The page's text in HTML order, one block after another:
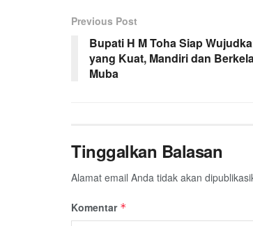
Previous Post
Bupati H M Toha Siap
yang Kuat, Mandiri dan
Muba
Tinggalkan Balasan
Alamat email Anda tidak akan
Komentar *